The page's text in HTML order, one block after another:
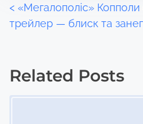
P
o
t
< «Мегалополіс»
трейлер — блиск та
Related Posts